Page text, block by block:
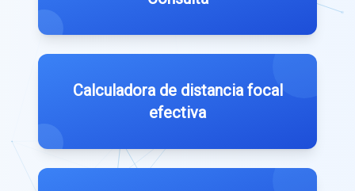
Calculadora de distancia focal
efectiva